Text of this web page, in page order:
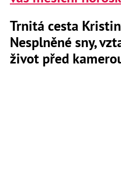
Trnitá cesta
Nesplněné sny,
život před